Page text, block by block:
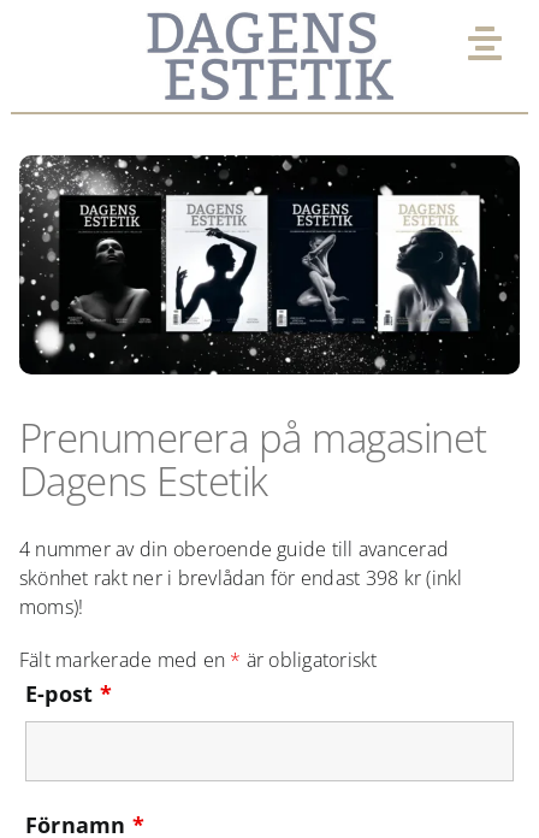
EXPERTPANEL
KLINIK
UTVALT
VIMMEL
NÄRBILD
KARRIÄR
Prenumerera på magasinet
Dagens Estetik
4 nummer av din oberoende guide till avancerad
skönhet rakt ner i brevlådan för endast 398 kr (inkl
moms)!
Fält markerade med en * är obligatoriskt
E-post *
Förnamn *